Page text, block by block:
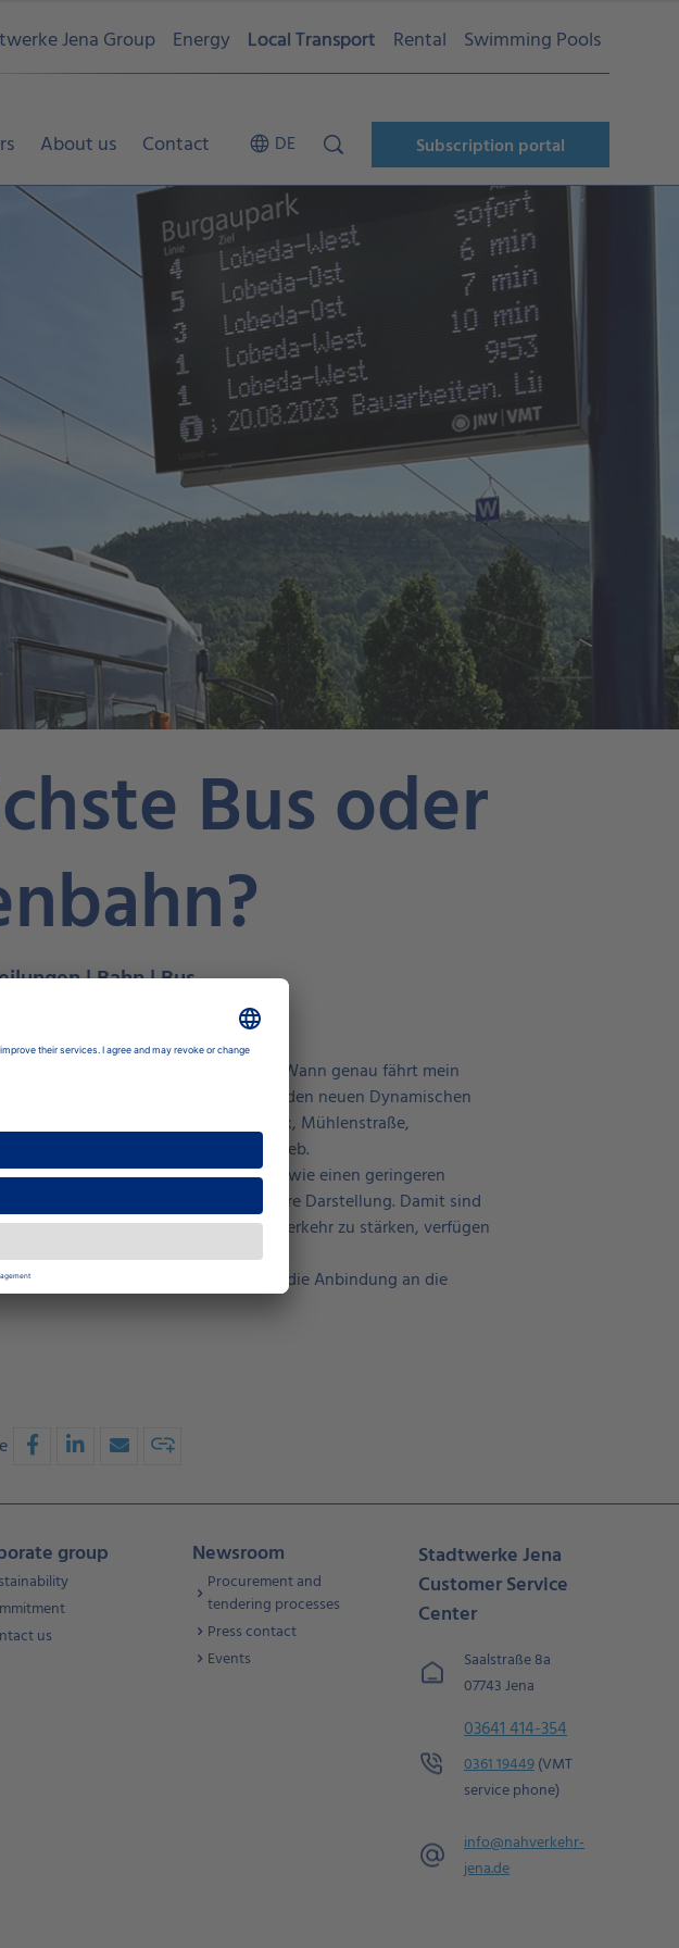
Jena Group Energy Local Transport Rental Swimming Pools
About us Contact DE Subscription portal
Bus oder
| Bahn | Bus
Nahverkehr unterwegs ist: Wann genau fährt mein
ist in Echtzeit zu sehen – auf den neuen Dynamischen
jetzt an den Haltestellen Burgaupark, Mühlenstraße,
Seit heute (14. Juli) sind sie in Betrieb.
deutlich verbesserte Lesbarkeit sowie einen geringeren
Schrift sowie eine kontrastreichere Darstellung. Damit sind
barrierefreien öffentlichen Nahverkehr zu stärken, verfügen
kann.
werden die Inhalte durch die Anbindung an die
group
us
Newsroom
Procurement and
tendering processes
Press contact
Events
Stadtwerke Jena
Customer Service
Center
Saalstraße 8a
07743 Jena
03641 414-354
0361 19449(VMT
service phone)
info@nahverkehr-
jena.de